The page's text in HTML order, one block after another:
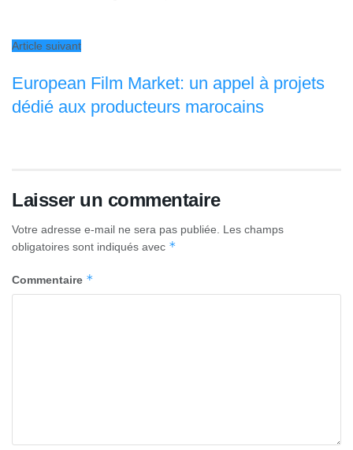
Article suivant
European Film Market: un appel à projets
dédié aux producteurs marocains
Laisser un commentaire
Votre adresse e-mail ne sera pas publiée.
Les champs
obligatoires sont indiqués avec *
Commentaire *